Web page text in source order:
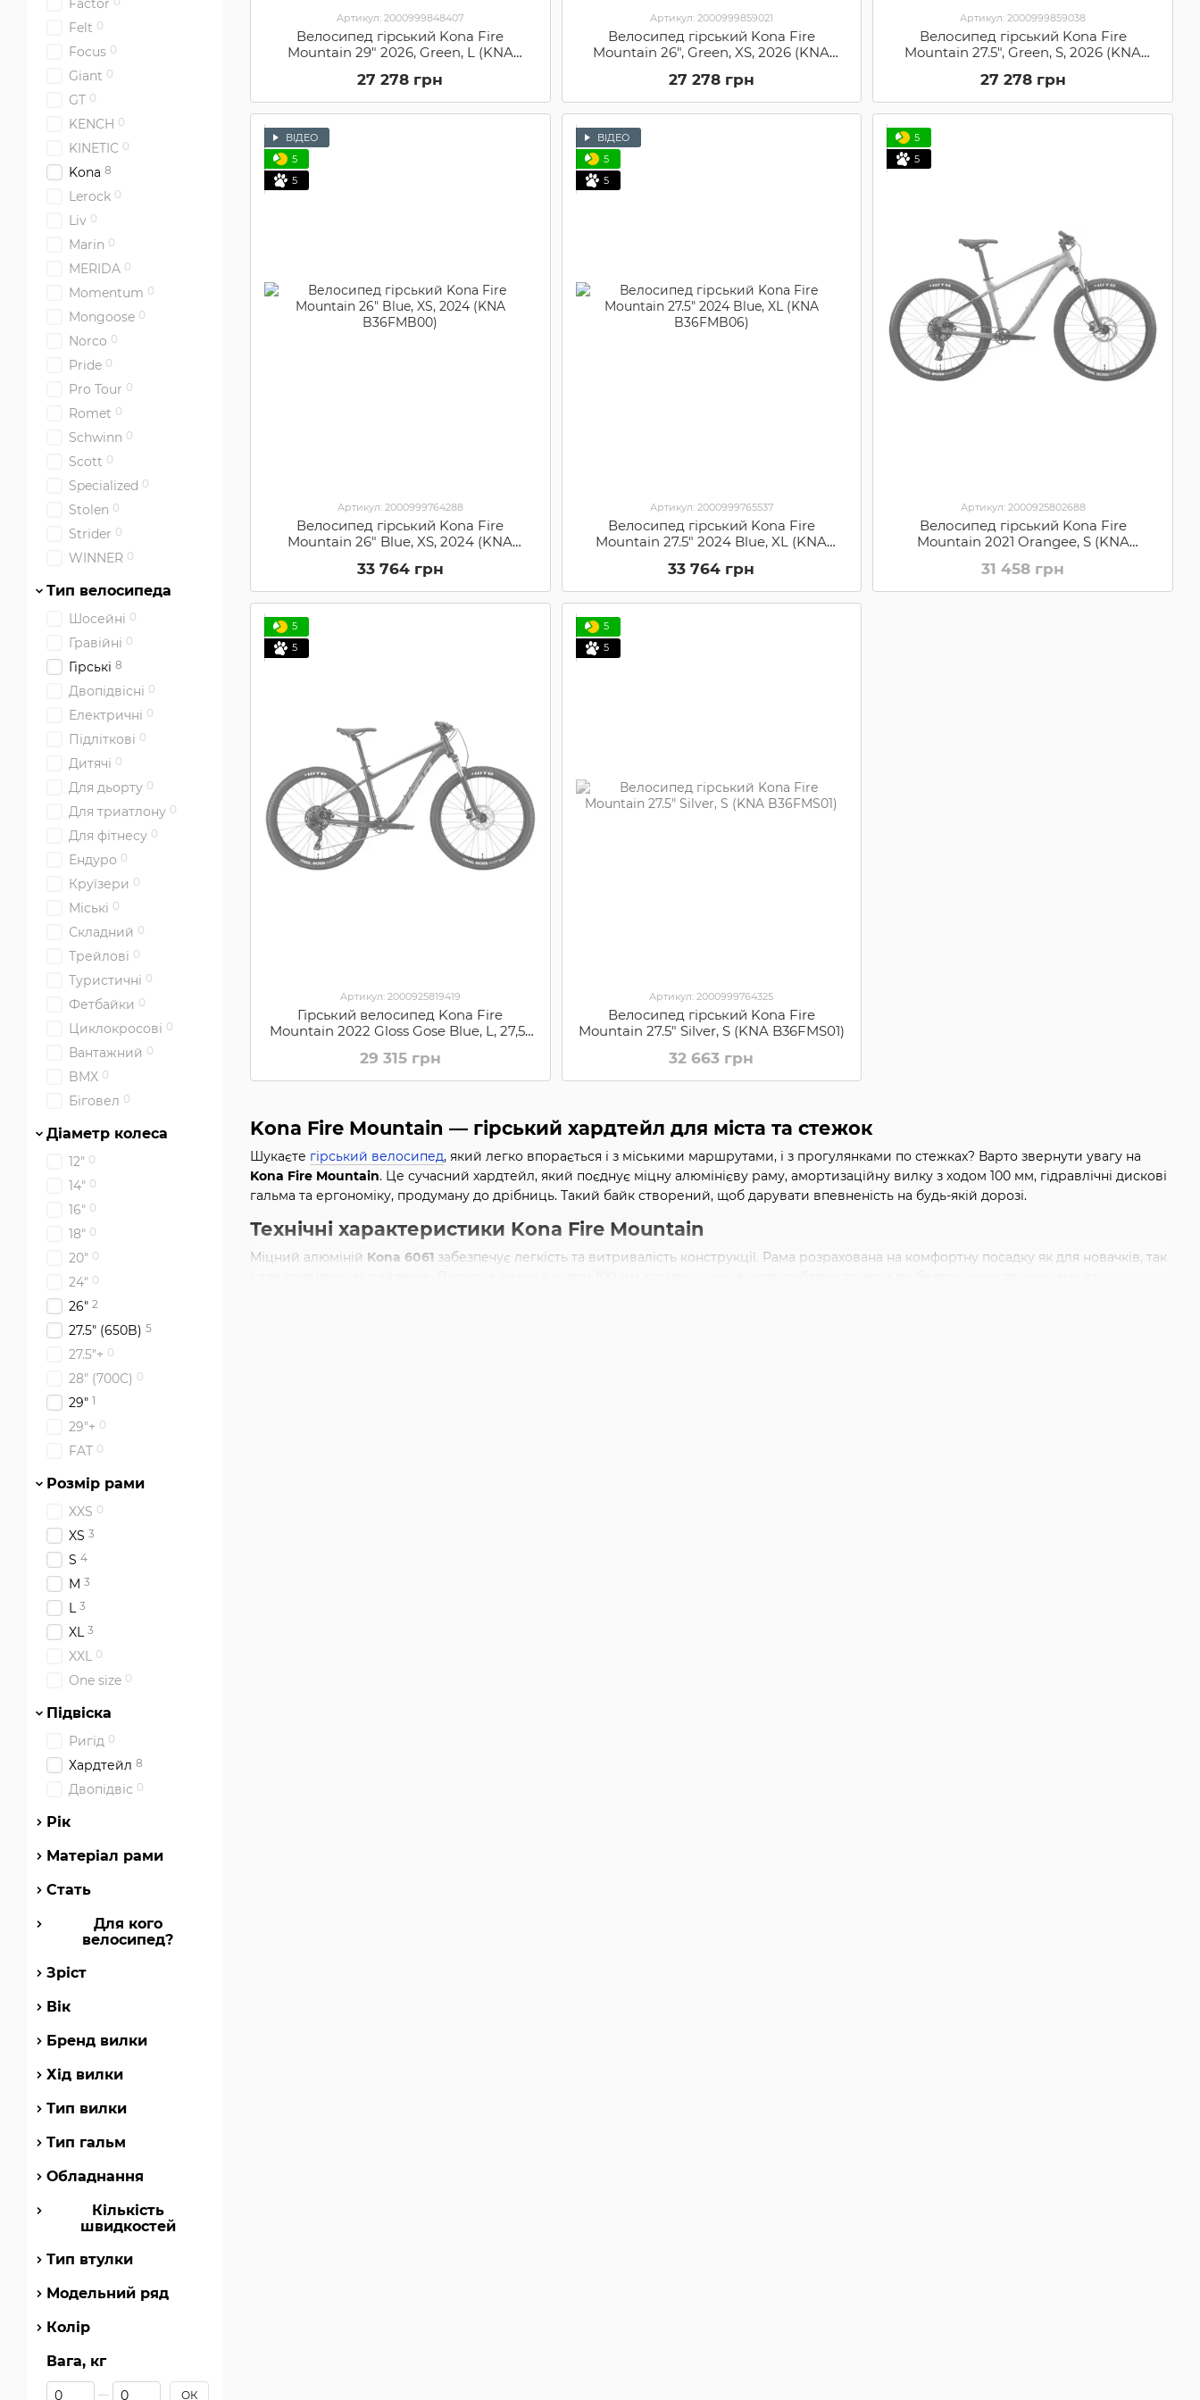
Kona Fire Mountain — гірський хардтейл для міста та стежок
Шукаєте гірський велосипед, який легко впорається і з міськими маршрутами, і з прогулянками по стежках? Варто звернути увагу на
Kona Fire Mountain. Це сучасний хардтейл, який поєднує міцну алюмінієву раму, амортизаційну вилку з ходом 100 мм, гідравлічні дискові
гальма та ергономіку, продуману до дрібниць. Такий байк створений, щоб дарувати впевненість на будь-якій дорозі.
Технічні характеристики Kona Fire Mountain
Міцний алюміній Kona 6061 забезпечує легкість та витривалість конструкції. Рама розрахована на комфортну посадку як для новачків, так
Артикул: 2000999848407
Велосипед гірський Kona Fire
Mountain 29" 2026, Green, L (KNA
27 278 грн
Артикул: 2000999859021
Велосипед гірський Kona Fire
Mountain 26", Green, XS, 2026 (KNA
27 278 грн
Артикул: 2000999859038
Велосипед гірський Kona Fire
Mountain 27.5", Green, S, 2026 (KNA
27 278 грн
ВІДЕО
5
5
Артикул: 2000999764288
Велосипед гірський Kona Fire
Mountain 26" Blue, XS, 2024 (KNA
33 764 грн
ВІДЕО
5
5
Артикул: 2000999765537
Велосипед гірський Kona Fire
Mountain 27.5" 2024 Blue, XL (KNA
33 764 грн
5
5
Артикул: 2000925802688
Велосипед гірський Kona Fire
Mountain 2021 Orangee, S (KNA
31 458 грн
5
5
Артикул: 2000925819419
Гірський велосипед Kona Fire
Mountain 2022 Gloss Gose Blue, L, 27,5"
29 315 грн
5
5
Артикул: 2000999764325
Велосипед гірський Kona Fire
Mountain 27.5" Silver, S (KNA B36FMS01)
32 663 грн
Factor
Felt 0
Focus 0
Giant 0
GT 0
KENCH 0
KINETIC 0
Kona 8
Lerock 0
Liv 0
Marin 0
MERIDA 0
Momentum 0
Mongoose 0
Norco 0
Pride 0
Pro Tour 0
Romet 0
Schwinn 0
Scott 0
Specialized 0
Stolen 0
Strider 0
WINNER 0
Тип велосипеда
Шосейні 0
Гравійні 0
Гірські 8
Двопідвісні 0
Електричні 0
Підліткові 0
Дитячі 0
Для дьорту 0
Для триатлону 0
Для фітнесу 0
Ендуро 0
Круїзери 0
Міські 0
Складний 0
Трейлові 0
Туристичні 0
Фетбайки 0
Циклокросові 0
Вантажний 0
BMX 0
Біговел 0
Діаметр колеса
12" 0
14" 0
16" 0
18" 0
20" 0
24" 0
26" 2
27.5" (650B) 5
27.5"+ 0
28" (700С) 0
29" 1
29"+ 0
FAT 0
Розмір рами
XXS 0
XS 3
S 4
M 3
L 3
XL 3
XXL 0
One size 0
Підвіска
Ригід 0
Хардтейл 8
Двопідвіс 0
Рік
Матеріал рами
Стать
Для кого
велосипед?
Зріст
Вік
Бренд вилки
Хід вилки
Тип вилки
Тип гальм
Обладнання
Кількість
швидкостей
Тип втулки
Модельний ряд
Колір
Вага, кг
Від Вага, кг
До Вага, кг ОК